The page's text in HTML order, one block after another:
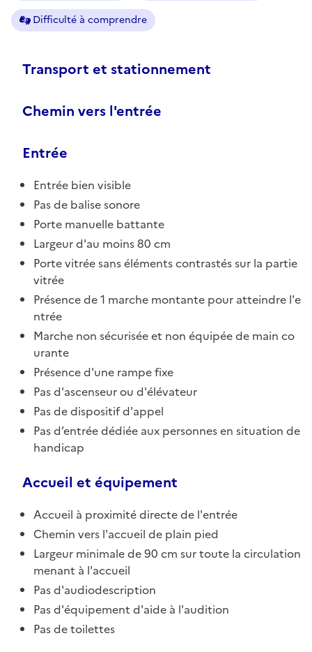
Difficulté à comprendre
Transport et stationnement
Chemin vers l'entrée
Entrée
Entrée bien visible
Pas de balise sonore
Porte manuelle battante
Largeur d'au moins 80 cm
Porte vitrée sans éléments contrastés sur la partie
vitrée
Présence de 1 marche montante pour atteindre l'e
ntrée
Marche non sécurisée et non équipée de main co
urante
Présence d'une rampe fixe
Pas d'ascenseur ou d'élévateur
Pas de dispositif d'appel
Pas d’entrée dédiée aux personnes en situation de
handicap
Accueil et équipement
Accueil à proximité directe de l'entrée
Chemin vers l'accueil de plain pied
Largeur minimale de 90 cm sur toute la circulation
menant à l'accueil
Pas d'audiodescription
Pas d'équipement d'aide à l'audition
Pas de toilettes